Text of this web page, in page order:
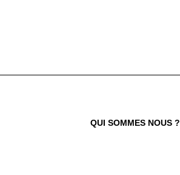
QUI SOMMES NOUS ?